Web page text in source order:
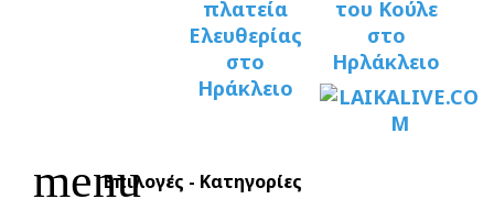
menuΕπιλογές - Κατηγορίες